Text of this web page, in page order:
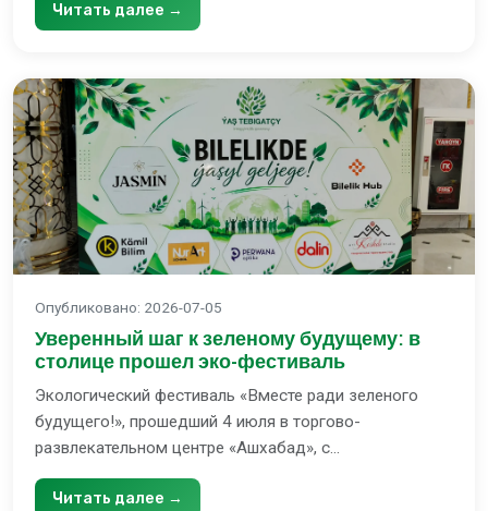
Читать далее →
Опубликовано: 2026-07-05
Уверенный шаг к зеленому будущему: в
столице прошел эко-фестиваль
Экологический фестиваль «Вместе ради зеленого
будущего!», прошедший 4 июля в торгово-
развлекательном центре «Ашхабад», с...
Читать далее →